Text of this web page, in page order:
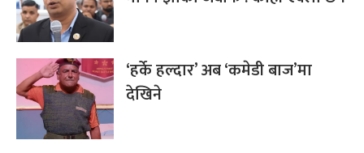
‘हर्के हल्दार’ अब ‘कमेडी बाज’मा
देखिने